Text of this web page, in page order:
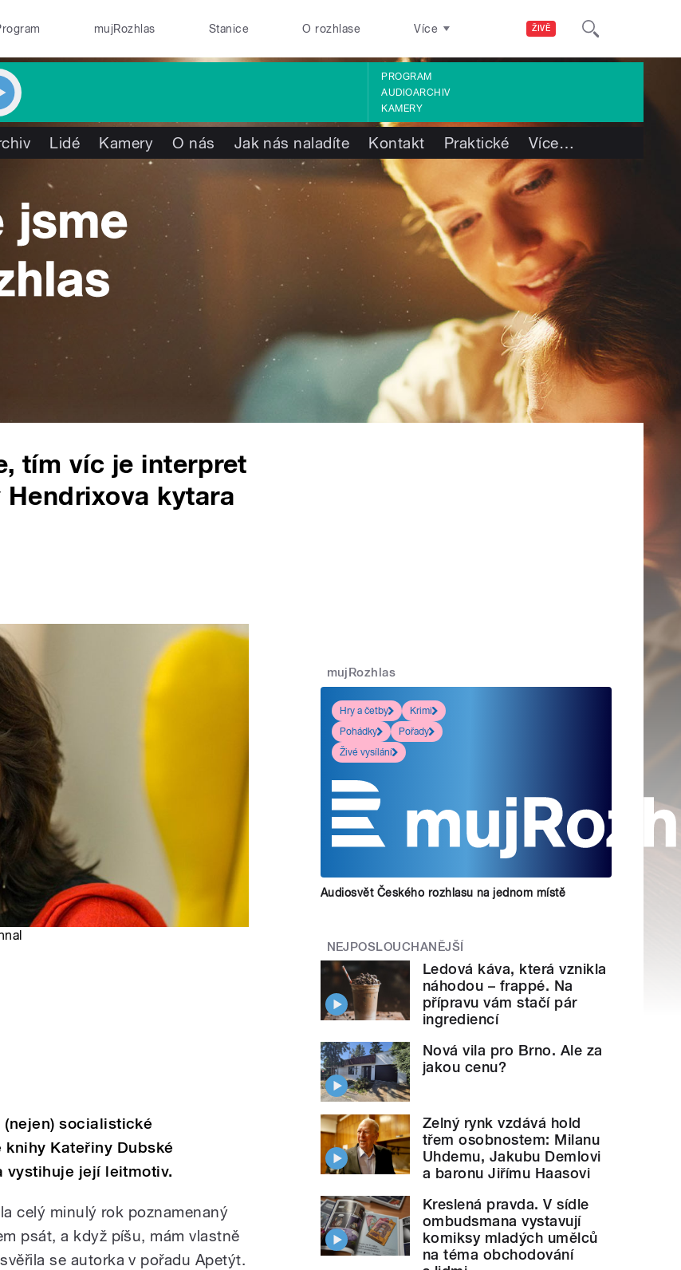
ŽIVĚ
mujRozhlas Stanice O rozhlase Více
PROGRAM
AUDIOARCHIV
KAMERY
Lidé Kamery O nás Jak nás naladíte Kontakt Praktické Více…
tím víc je interpret
kytara
socialistické
knihy Kateřiny Dubské
vystihuje její leitmotiv.
celý minulý rok poznamenaný
psát, a když píšu, mám vlastně
se autorka v pořadu Apetýt.
mujRozhlas
Hry a četby
Krimi
Pohádky
Pořady
Živé vysílání
Audiosvět Českého rozhlasu na jednom místě
NEJPOSLOUCHANĚJŠÍ
Ledová káva, která vznikla
náhodou – frappé. Na
přípravu vám stačí pár
ingrediencí
Nová vila pro Brno. Ale za
jakou cenu?
Zelný rynk vzdává hold
třem osobnostem: Milanu
Uhdemu, Jakubu Demlovi
a baronu Jiřímu Haasovi
Kreslená pravda. V sídle
ombudsmana vystavují
komiksy mladých umělců
na téma obchodování